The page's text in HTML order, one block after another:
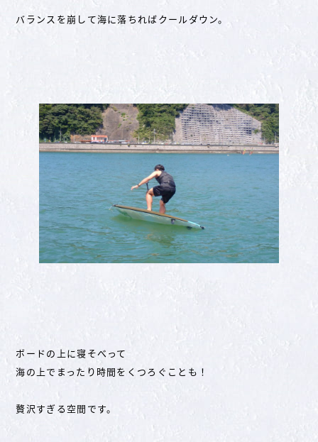
バランスを崩して海に落ちればクールダウン。
ボードの上に寝そべって
海の上でまったり時間をくつろぐことも！
贅沢すぎる空間です。